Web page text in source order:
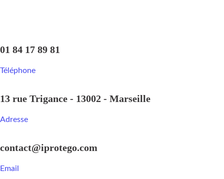
01 84 17 89 81
Téléphone
13 rue Trigance - 13002 - Marseille
Adresse
contact@iprotego.com
Email